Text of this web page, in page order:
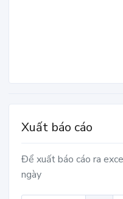
Xuất báo cáo
Để xuất báo cáo ra
ngày